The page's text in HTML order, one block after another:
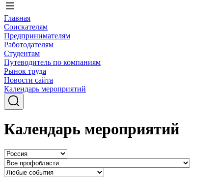
Главная
Соискателям
Предпринимателям
Работодателям
Студентам
Путеводитель по компаниям
Рынок труда
Новости сайта
Календарь мероприятий
Календарь мероприятий